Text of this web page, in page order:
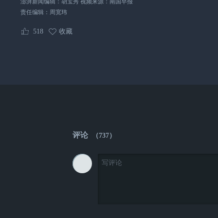
澎湃新闻编辑：胡宝秀 视频来源：南国早报
责任编辑： 周宽玮
518 收藏
评论 （737）